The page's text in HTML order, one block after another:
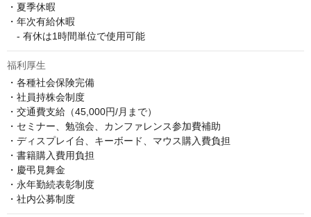
・夏季休暇
・年次有給休暇
- 有休は1時間単位で使用可能
福利厚生
・各種社会保険完備
・社員持株会制度
・交通費支給（45,000円/月まで）
・セミナー、勉強会、カンファレンス参加費補助
・ディスプレイ台、キーボード、マウス購入費負担
・書籍購入費用負担
・慶弔見舞金
・永年勤続表彰制度
・社内公募制度